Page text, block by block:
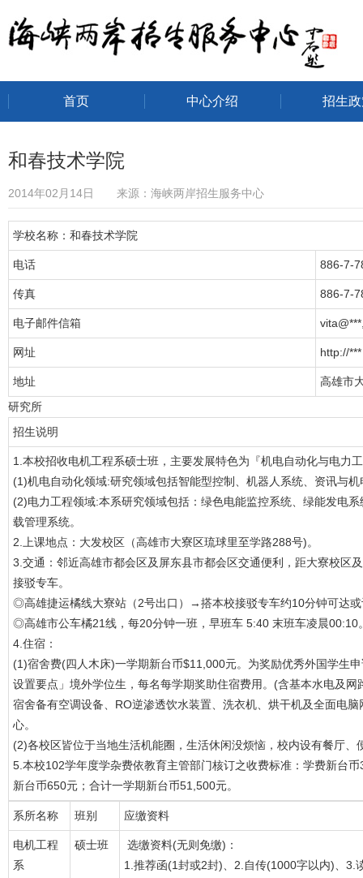
海峡两岸招生服务中心
首页 中心介绍 招生
和春技术学院
2014年02月14日 来源：海峡两岸招生服务中心
学校名称：和春技术学院
电话 886-7-
传真 886-7-
电子邮件信箱
网址 http://***
地址
高雄市
研究所
招生说明
1.本校招收电机工程系硕士班，主要发展特色为『机电自动化与电力
(1)机电自动化领域:研究领域包括智能型控制、机器人系统、资讯与
(2)电力工程领域:本系研究领域包括：绿色电能监控系统、绿能发电
载管理系统。
2.上课地点：大发校区（高雄市大寮区琉球里至学路288号)。
3.交通：邻近高雄市都会区及屏东县市都会区交通便利，距大寮校区
接驳专车。
◎高雄捷运橘线大寮站（2号出口）→搭本校接驳专车约10分钟可达
◎高雄市公车橘21线，每20分钟一班，早班车 5:40 末班车凌晨00:10
4.住宿：
(1)宿舍费(四人木床)一学期新台币$11,000元。为奖励优秀外国学生
设置要点」境外学位生，每名每学期奖助住宿费用。(含基本水电及网
宿舍备有空调设备、RO逆渗透饮水装置、洗衣机、烘干机及全面电
心。
(2)各校区皆位于当地生活机能圈，生活休闲没烦恼，校内设有餐厅
5.本校102学年度学杂费依教育主管部门核订之收费标准：学费新台
新台币650元；合计一学期新台币51,500元。
系所名称 班别 应缴资料
电机工程
系
硕士班
选缴资料(无则免缴)：
1.推荐函(1封或2封)、2.自传(1000字以内)、3.